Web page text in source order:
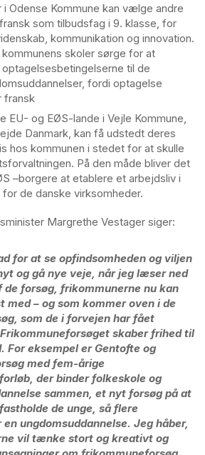
Odense Kommune kan vælge andre
som tilbudsfag i 9. klasse, for
kommunikation og innovation.
skoler sørge for at
til de
fordi optagelse
fransk
EU- og EØS-lande i Vejle Kommune,
Danmark, kan få udstedt deres
hos kommunen i stedet for at skulle
På den måde bliver det
–borgere at etablere et arbejdsliv i
for de danske virksomheder.
Margrethe Vestager siger:
for at se opfindsomheden og viljen
og gå nye veje, når jeg læser ned
de forsøg, frikommunerne nu kan
med – og som kommer oven i de
som de i forvejen har fået
skaber frihed til
For eksempel er Gentofte og
med fem-årige
der binder folkeskole og
sammen, et nyt forsøg på at
de unge, så flere
ungdomsuddannelse. Jeg håber,
vil tænke stort og kreativt og